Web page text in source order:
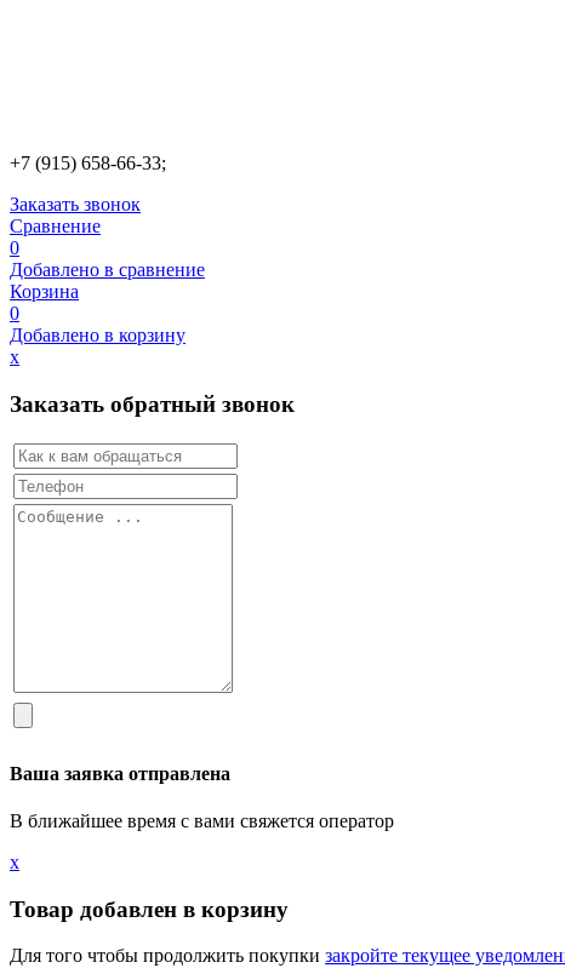
+7 (915) 658-66-33;
Заказать звонок
Сравнение
0
Добавлено в сравнение
Корзина
0
Добавлено в корзину
х
Заказать обратный звонок
Ваша заявка отправлена
В ближайшее время с вами свяжется оператор
х
Товар добавлен в корзину
Для того чтобы продолжить покупки закройте текущее